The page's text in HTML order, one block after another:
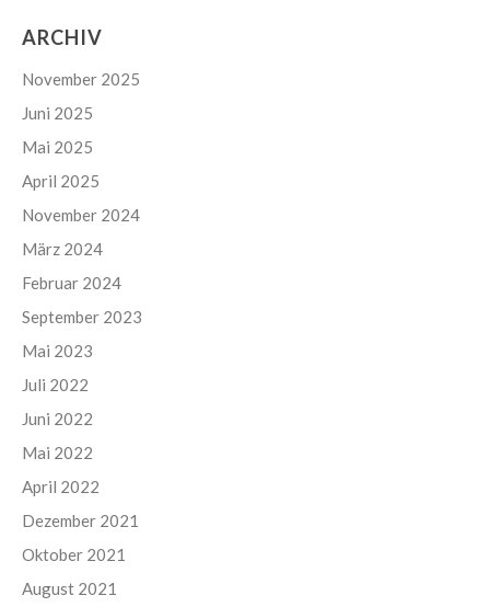
ARCHIV
November 2025
Juni 2025
Mai 2025
April 2025
November 2024
März 2024
Februar 2024
September 2023
Mai 2023
Juli 2022
Juni 2022
Mai 2022
April 2022
Dezember 2021
Oktober 2021
August 2021